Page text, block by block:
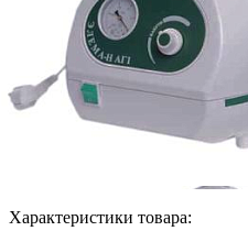
Характеристики товара: